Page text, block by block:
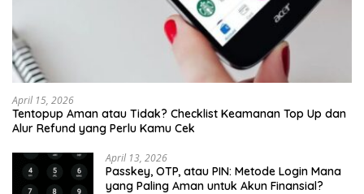
April 15, 2026
Tentopup Aman atau Tidak? Checklist Keamanan Top Up dan
Alur Refund yang Perlu Kamu Cek
April 13, 2026
Passkey, OTP, atau PIN: Metode Login Mana
yang Paling Aman untuk Akun Finansial?